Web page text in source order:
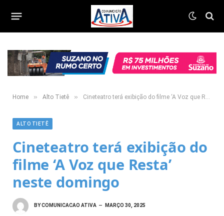
Home » Alto Tietê » Cineteatro terá exibição do filme ‘A Voz que Resta’ neste domingo
ALTO TIETÊ
Cineteatro terá exibição do
filme ‘A Voz que Resta’
neste domingo
BYCOMUNICACAO ATIVA MARÇO 30, 2025